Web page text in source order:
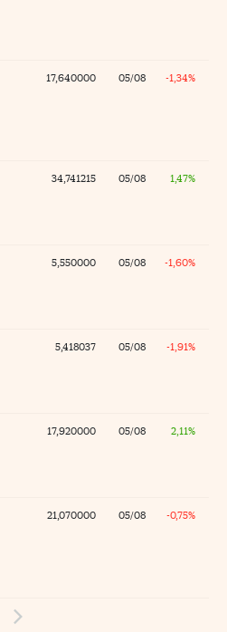
17,640000 05/08 -1,34%
34,741215 05/08 1,47%
5,550000 05/08 -1,60%
5,418037 05/08 -1,91%
17,920000 05/08 2,11%
21,070000 05/08 -0,75%